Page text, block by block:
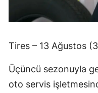
Tires – 13 Ağustos
Üçüncü sezonuyla
oto servis